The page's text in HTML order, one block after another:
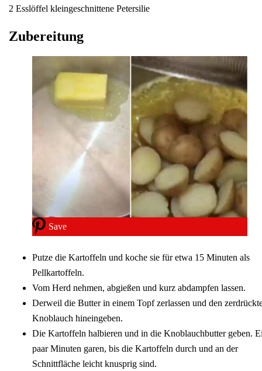
2 Esslöffel kleingeschnittene Petersilie
Zubereitung
Save
Putze die Kartoffeln und koche sie für etwa 15 Minuten als
Pellkartoffeln.
Vom Herd nehmen, abgießen und kurz abdampfen lassen.
Derweil die Butter in einem Topf zerlassen und den
Knoblauch hineingeben.
Die Kartoffeln halbieren und in die Knoblauchbutter geben.
paar Minuten garen, bis die Kartoffeln durch und an der
Schnittfläche leicht knusprig sind.